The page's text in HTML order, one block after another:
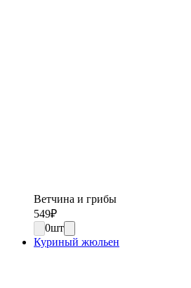
Ветчина и грибы
549₽
0шт
Куриный жюльен